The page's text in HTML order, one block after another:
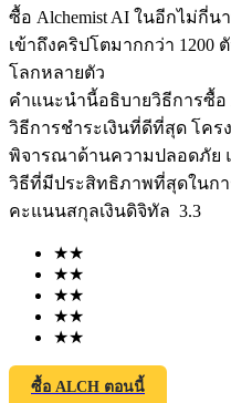
ฟิวเจอร์ส USDT
ฟิวเจอร์สที่ใช้ USDT เ
ซื้อ Alchemist AI ในอีกไม่กี่
เข้าถึงคริปโตมากกว่า 1200
โลกหลายตัว
คำแนะนำนี้อธิบายวิธีการซื้อ
วิธีการชำระเงินที่ดีที่สุด โคร
พิจารณาด้านความปลอดภัย
วิธีที่มีประสิทธิภาพที่สุดในกา
คะแนนสกุลเงินดิจิทัล 3.3
★★
★★
★★
★★
★★
ซื้อ ALCH ตอนนี้